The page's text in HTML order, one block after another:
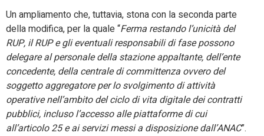
Un ampliamento che, tuttavia, stona con la seconda parte
della modifica, per la quale “Ferma restando l’unicità del
RUP, il RUP e gli eventuali responsabili di fase possono
delegare al personale della stazione appaltante, dell’ente
concedente, della centrale di committenza ovvero del
soggetto aggregatore per lo svolgimento di attività
operative nell’ambito del ciclo di vita digitale dei contratti
pubblici, incluso l’accesso alle piattaforme di cui
all’articolo 25 e ai servizi messi a disposizione dall’ANAC”.